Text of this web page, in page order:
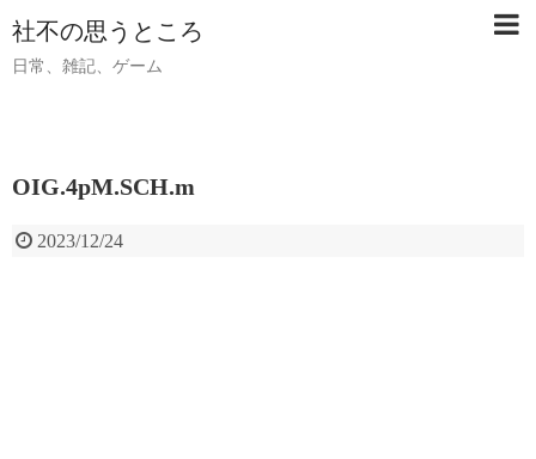
社不の思うところ
日常、雑記、ゲーム
OIG.4pM.SCH.m
2023/12/24